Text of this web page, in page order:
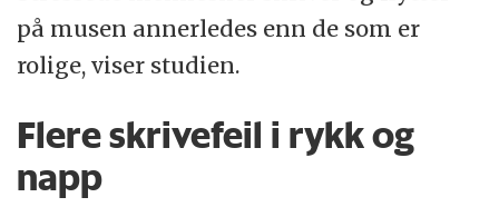
på musen annerledes enn de som er
rolige, viser studien.
Flere skrivefeil i rykk og
napp